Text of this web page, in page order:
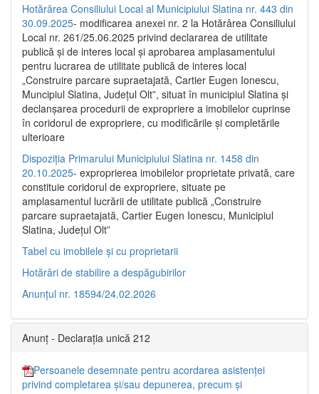
Hotărârea Consiliului Local al Municipiului Slatina nr. 443 din
30.09.2025- modificarea anexei nr. 2 la Hotărârea Consiliului
Local nr. 261/25.06.2025 privind declararea de utilitate
publică şi de interes local şi aprobarea amplasamentului
pentru lucrarea de utilitate publică de interes local
„Construire parcare supraetajată, Cartier Eugen Ionescu,
Muncipiul Slatina, Judeţul Olt”, situat în municipiul Slatina şi
declanşarea procedurii de expropriere a imobilelor cuprinse
în coridorul de expropriere, cu modificările şi completările
ulterioare
Dispoziția Primarului Municipiului Slatina nr. 1458 din
20.10.2025- exproprierea imobilelor proprietate privată, care
constituie coridorul de expropriere, situate pe
amplasamentul lucrării de utilitate publică „Construire
parcare supraetajată, Cartier Eugen Ionescu, Municipiul
Slatina, Județul Olt”
Tabel cu imobilele și cu proprietarii
Hotărâri de stabilire a despăgubirilor
Anunțul nr. 18594/24.02.2026
Anunț - Declarația unică 212
Persoanele desemnate pentru acordarea asistenței
privind completarea și/sau depunerea, precum și